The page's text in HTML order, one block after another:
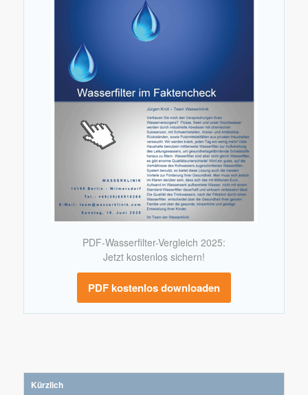
PDF-Wasserfilter-Vergleich 2025:
Jetzt kostenlos sichern!
PDF kostenlos downloaden
Kürzlich